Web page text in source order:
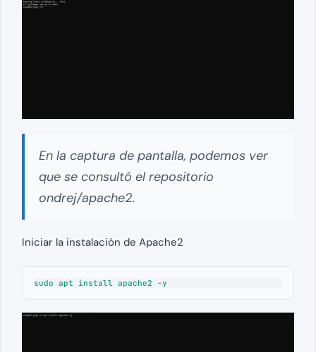
En la captura de pantalla, podemos ver
que se consultó el repositorio
ondrej/apache2.
Iniciar la instalación de Apache2
sudo apt install apache2 -y